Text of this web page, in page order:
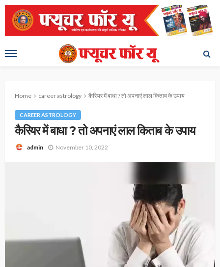
Home career astrology कैरियर में बाधा ? तो अपनाएं लाल किताब के उपाय
CAREER ASTROLOGY
कैरियर में बाधा ? तो अपनाएं लाल किताब के उपाय
admin November 10, 2022